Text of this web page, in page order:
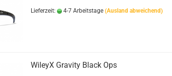
Lieferzeit: 4-7 Arbeitstage (Ausland abweichend)
WileyX Gravity Black Ops